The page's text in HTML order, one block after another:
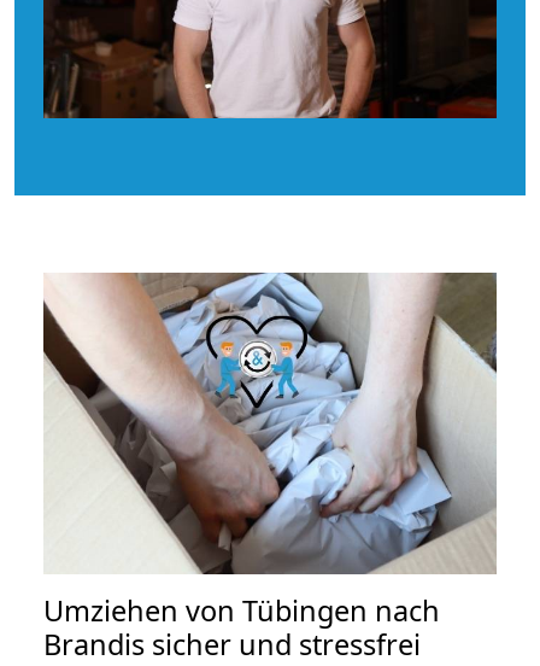
Umziehen von Tübingen nach
Brandis sicher und stressfrei